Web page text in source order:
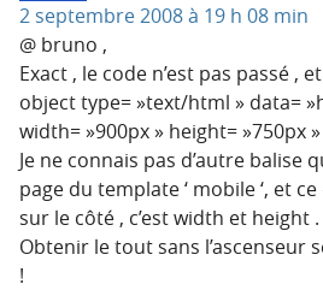
2 septembre 2008 à 19 h 08 min
@ bruno ,
Exact , le code n’est pas passé ,
object type= »text/html » data=
width= »900px » height= »750px
Je ne connais pas d’autre balise
page du template ‘ mobile ‘, et
sur le côté , c’est width et height .
Obtenir le tout sans l’ascenseur
!